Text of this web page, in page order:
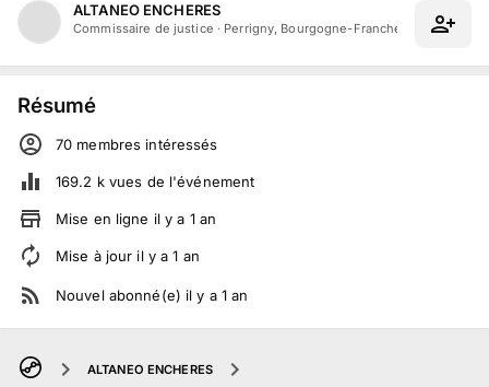
ALTANEO ENCHERES
Commissaire de justice · Perrigny, Bourgogne-Franche-Comté
Résumé
70 membres intéressés
169.2 kvues de l'événement
Mise en ligne il y a 1 an
Mise à jour il y a1 an
Nouvel abonné(e) il y a 1 an
ALTANEO ENCHERES